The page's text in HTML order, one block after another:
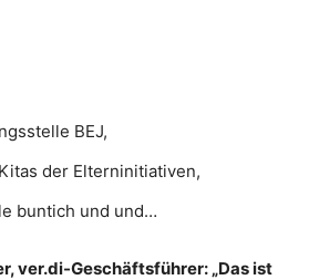
BEJ,
der Elterninitiativen,
buntich und und…
ver.di-Geschäftsführer: „Das ist